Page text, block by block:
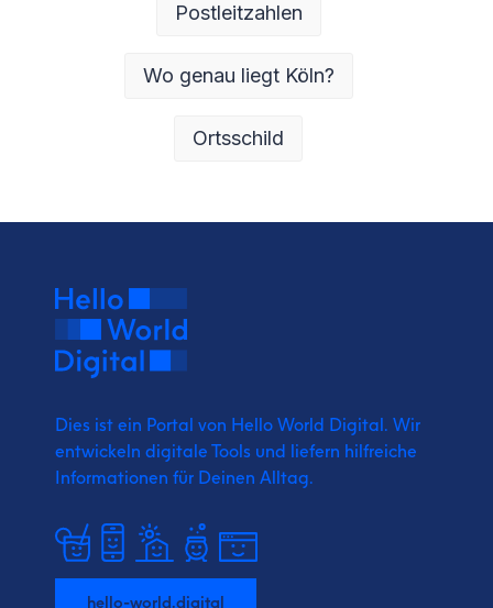
Postleitzahlen
Wo genau liegt Köln?
Ortsschild
Dies ist ein Portal von Hello World Digital. Wir
entwickeln digitale Tools und liefern hilfreiche
Informationen für Deinen Alltag.
hello-world.digital